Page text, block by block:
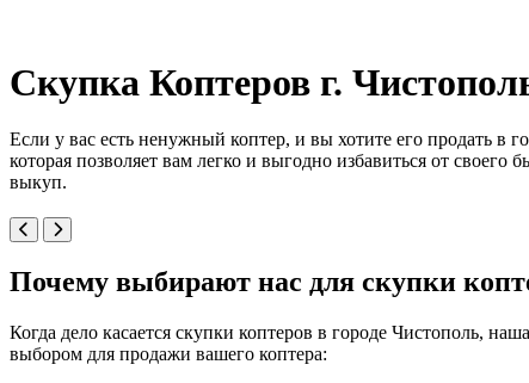
Скупка Коптеров г.
Если у вас есть ненужный коптер, и вы хотите его продать в
которая позволяет вам легко и выгодно избавиться от
выкуп.
Почему выбирают нас для скупки
Когда дело касается скупки коптеров в городе Чистополь,
выбором для продажи вашего коптера: